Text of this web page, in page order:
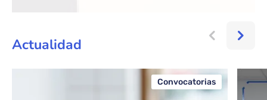
Actualidad
Convocatorias